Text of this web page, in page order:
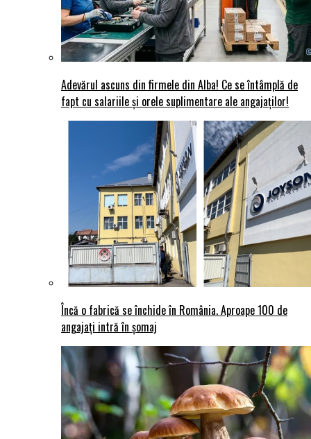
Adevărul ascuns din firmele din Alba! Ce se întâmplă de
fapt cu salariile și orele suplimentare ale angajaților!
Încă o fabrică se închide în România. Aproape 100 de
angajați intră în șomaj